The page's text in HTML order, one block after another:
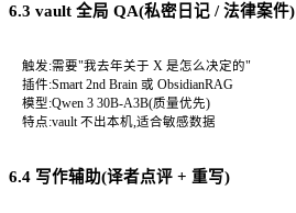
6.3 vault 全局 QA(私密日记 / 法律案件)
触发:需要"我去年关于 X 是怎么决定的"
插件:Smart 2nd Brain 或 ObsidianRAG
模型:Qwen 3 30B-A3B(质量优先)
特点:vault 不出本机,适合敏感数据
6.4 写作辅助(译者点评 + 重写)